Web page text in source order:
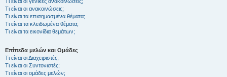
Τι είναι οι ανακοινώσεις;
Τι είναι τα επισημασμένα θέματα;
Τι είναι τα κλειδωμένα θέματα;
Τι είναι τα εικονίδια θεμάτων;
Επίπεδα μελών και Ομάδες
Τι είναι οι Διαχειριστές;
Τι είναι οι Συντονιστές;
Τι είναι οι ομάδες μελών;